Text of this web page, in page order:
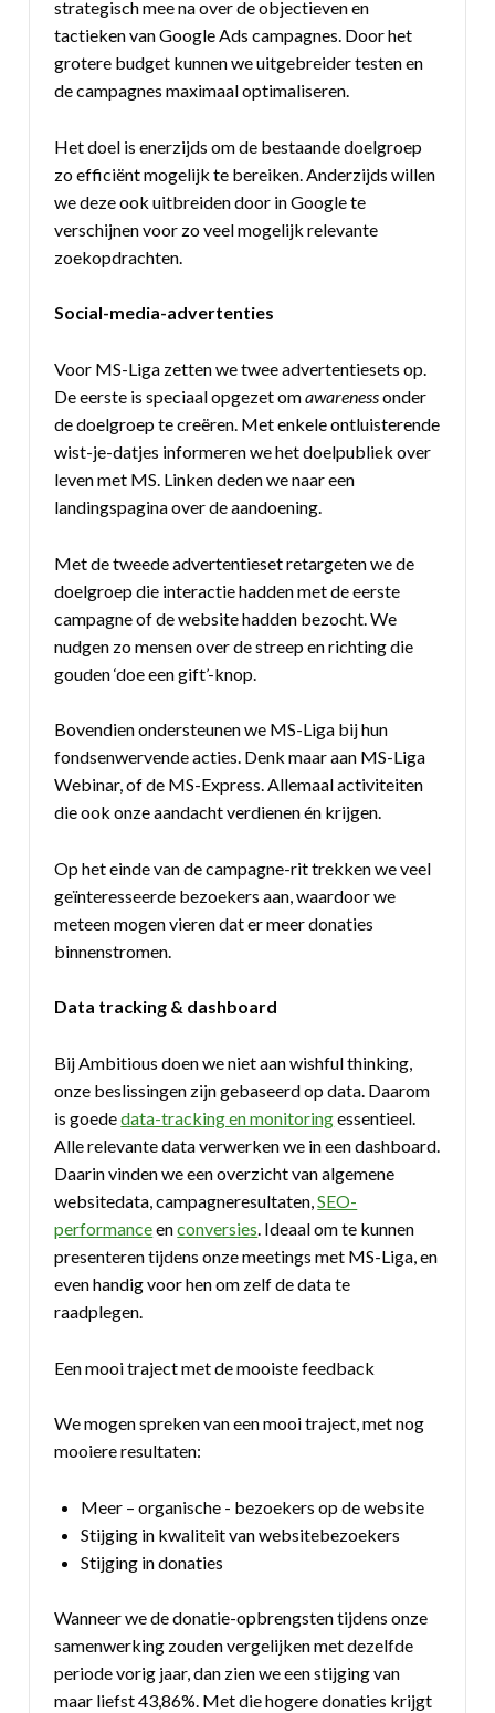
strategisch mee na over de objectieven en
tactieken van Google Ads campagnes. Door het
grotere budget kunnen we uitgebreider testen en
de campagnes maximaal optimaliseren.
Het doel is enerzijds om de bestaande doelgroep
zo efficiënt mogelijk te bereiken. Anderzijds willen
we deze ook uitbreiden door in Google te
verschijnen voor zo veel mogelijk relevante
zoekopdrachten.
Social-media-advertenties
Voor MS-Liga zetten we twee advertentiesets op.
De eerste is speciaal opgezet omawarenessonder
de doelgroep te creëren. Met enkele ontluisterende
wist-je-datjes informeren we het doelpubliek over
leven met MS. Linken deden we naar een
landingspagina over de aandoening.
Met de tweede advertentieset retargeten we de
doelgroep die interactie hadden met de eerste
campagne of de website hadden bezocht. We
nudgen zo mensen over de streep en richting die
gouden ‘doe een gift’-knop.
Bovendien ondersteunen we MS-Liga bij hun
fondsenwervende acties. Denk maar aan MS-Liga
Webinar, of de MS-Express. Allemaal activiteiten
die ook onze aandacht verdienen én krijgen.
Op het einde van de campagne-rit trekken we veel
geïnteresseerde bezoekers aan, waardoor we
meteen mogen vieren dat er meer donaties
binnenstromen.
Data tracking & dashboard
Bij Ambitious doen we niet aan wishful thinking,
onze beslissingen zijn gebaseerd op data. Daarom
is goededata-tracking en monitoringessentieel.
Alle relevante data verwerken we in een dashboard.
Daarin vinden we een overzicht van algemene
websitedata, campagneresultaten,SEO-
performanceenconversies. Ideaal om te kunnen
presenteren tijdens onze meetings met MS-Liga, en
even handig voor hen om zelf de data te
raadplegen.
Een mooi traject met de mooiste feedback
We mogen spreken van een mooi traject, met nog
mooiere resultaten:
Meer – organische - bezoekers op de website
Stijging in kwaliteit van websitebezoekers
Stijging in donaties
Wanneer we de donatie-opbrengsten tijdens onze
samenwerking zouden vergelijken met dezelfde
periode vorig jaar, dan zien we een stijging van
maar liefst 43,86%. Met die hogere donaties krijgt